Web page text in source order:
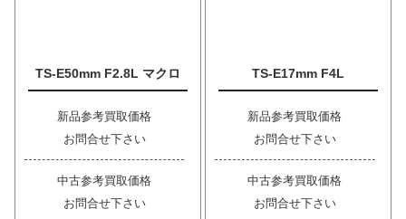
TS-E50mm F2.8L マクロ
新品参考買取価格
お問合せ下さい
中古参考買取価格
お問合せ下さい
TS-E17mm F4L
新品参考買取価格
お問合せ下さい
中古参考買取価格
お問合せ下さい